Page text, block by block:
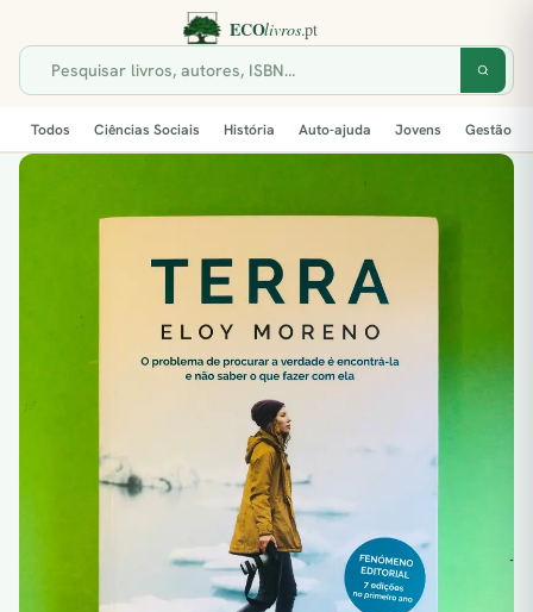
Todos Ciências Sociais História Auto-ajuda Jovens Gestão